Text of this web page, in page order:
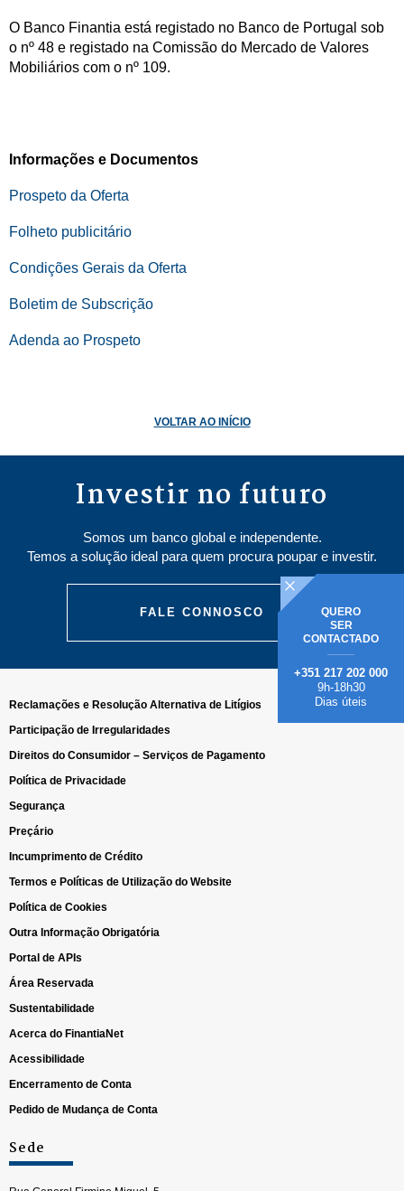
O Banco Finantia está registado no Banco de Portugal sob
o nº 48 e registado na Comissão do Mercado de Valores
Mobiliários com o nº 109.
Informações e Documentos
Prospeto da Oferta
Folheto publicitário
Condições Gerais da Oferta
Boletim de Subscrição
Adenda ao Prospeto
VOLTAR AO INÍCIO
Investir no futuro
Somos um banco global e independente.
Temos a solução ideal para quem procura poupar e investir.
FALE CONNOSCO
QUERO
SER
CONTACTADO
+351 217 202 000
9h-18h30
Dias úteis
Reclamações e Resolução Alternativa de Litígios
Participação de Irregularidades
Direitos do Consumidor – Serviços de Pagamento
Política de Privacidade
Segurança
Preçário
Incumprimento de Crédito
Termos e Políticas de Utilização do Website
Política de Cookies
Outra Informação Obrigatória
Portal de APIs
Área Reservada
Sustentabilidade
Acerca do FinantiaNet
Acessibilidade
Encerramento de Conta
Pedido de Mudança de Conta
Sede